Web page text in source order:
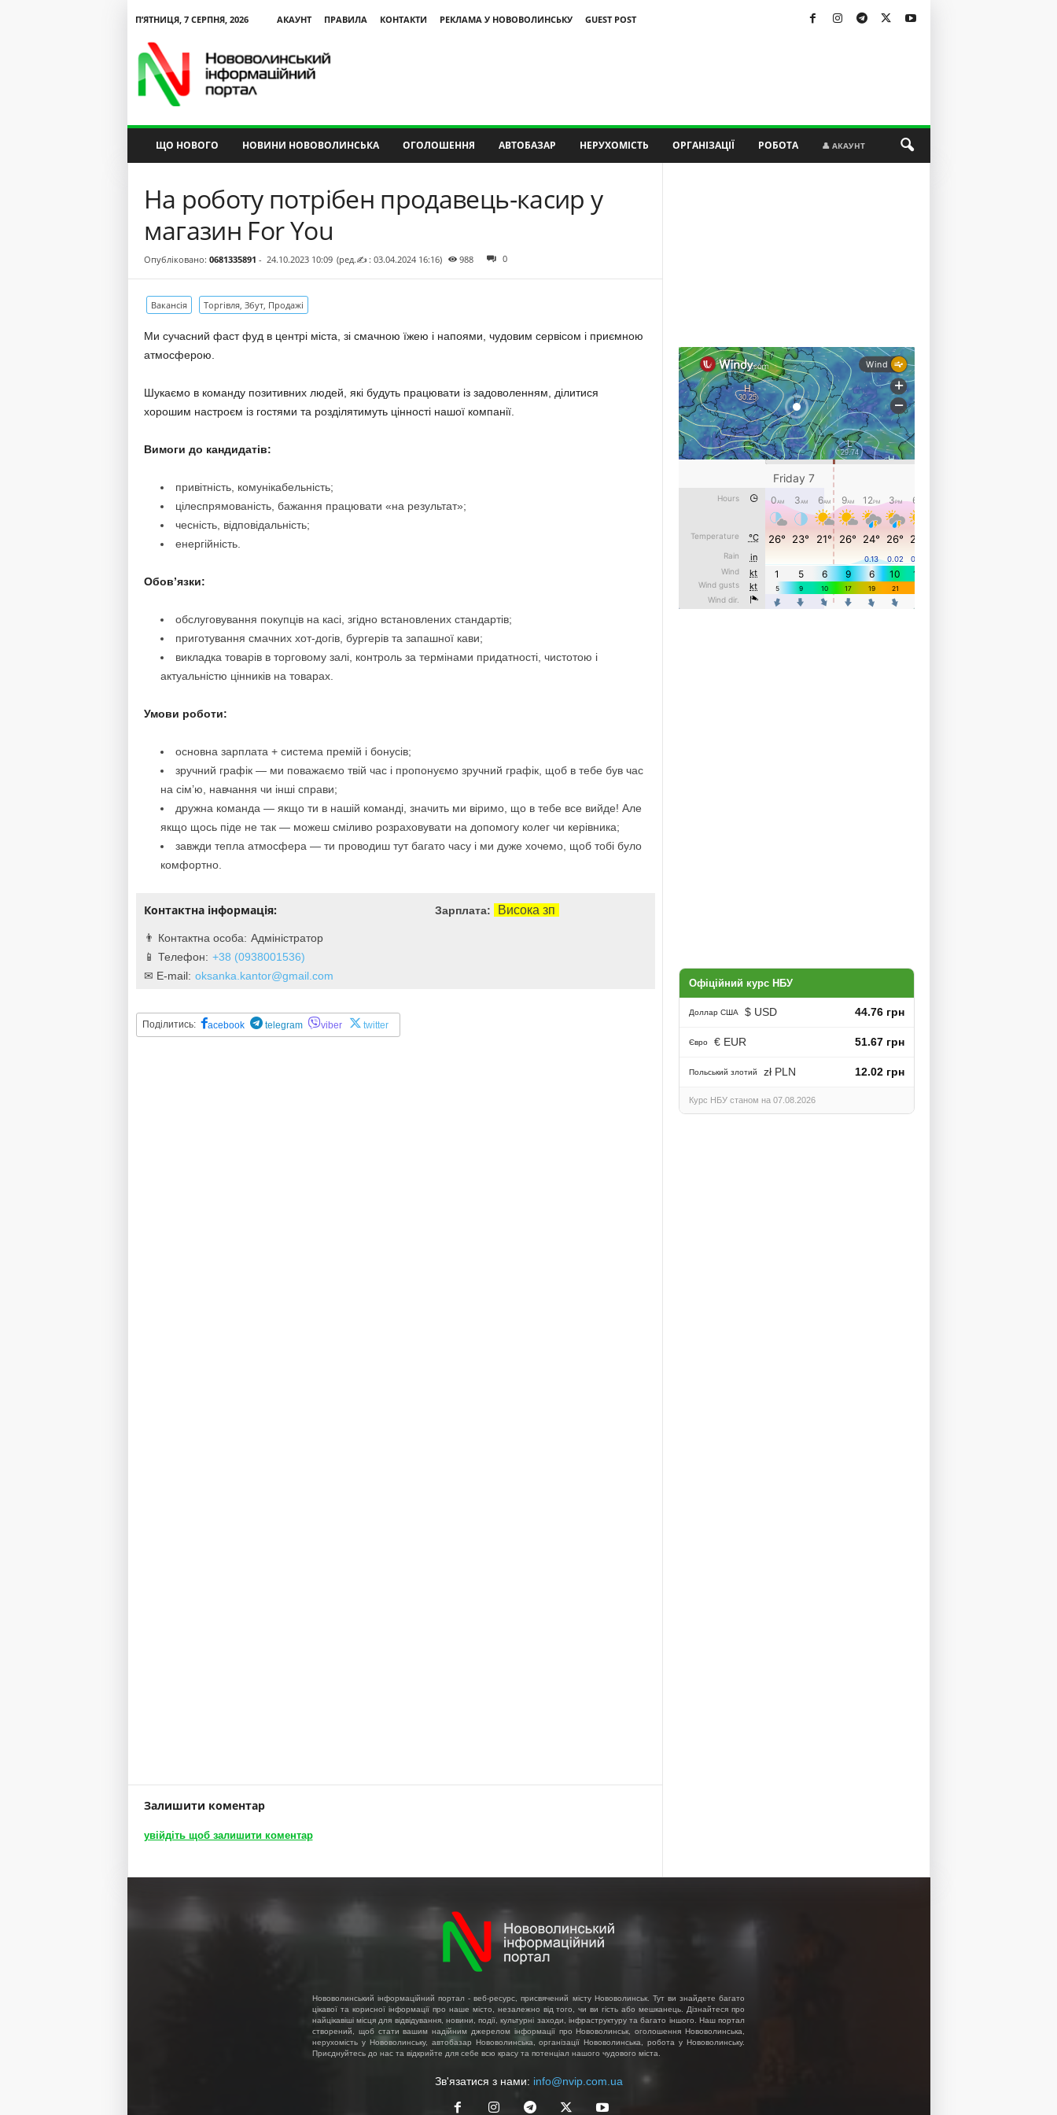
П’ЯТНИЦЯ, 7 СЕРПНЯ, 2026 АКАУНТ ПРАВИЛА КОНТАКТИ РЕКЛАМА У НОВОВОЛИНСЬКУ
GUEST POST
ЩО НОВОГО НОВИНИ НОВОВОЛИНСЬКА ОГОЛОШЕННЯ АВТОБАЗАР НЕРУХОМІСТЬ ОРГАНІЗАЦІЇ РОБОТА 👤 АКАУНТ
На роботу потрібен продавець-касир у
магазин For You
Опубліковано: 0681335891 - 24.10.2023 10:09 (ред.✍ : 03.04.2024 16:16) 988 0
Вакансія Торгівля, Збут, Продажі
Ми сучасний фаст фуд в центрі міста, зі смачною їжею і напоями, чудовим сервісом і приємною
атмосферою.
Шукаємо в команду позитивних людей, які будуть працювати із задоволенням, ділитися
хорошим настроєм із гостями та розділятимуть цінності нашої компанії.
Вимоги до кандидатів:
привітність, комунікабельність;
цілеспрямованість, бажання працювати «на результат»;
чесність, відповідальність;
енергійність.
Обов’язки:
обслуговування покупців на касі, згідно встановлених стандартів;
приготування смачних хот-догів, бургерів та запашної кави;
викладка товарів в торговому залі, контроль за термінами придатності, чистотою і
актуальністю цінників на товарах.
Умови роботи:
основна зарплата + система премій і бонусів;
зручний графік — ми поважаємо твій час і пропонуємо зручний графік, щоб в тебе був час
на сім’ю, навчання чи інші справи;
дружна команда — якщо ти в нашій команді, значить ми віримо, що в тебе все вийде! Але
якщо щось піде не так — можеш сміливо розраховувати на допомогу колег чи керівника;
завжди тепла атмосфера — ти проводиш тут багато часу і ми дуже хочемо, щоб тобі було
комфортно.
Контактна інформація:
Адміністратор
+38 (0938001536)
oksanka.kantor@gmail.com
Зарплата: Висока зп
Поділитись: acebook telegram viber twitter
Залишити коментар
увійдіть щоб залишити коментар
Офіційний курс НБУ
Доллар США $ USD 44.76 грн
Євро € EUR 51.67 грн
Польський злотий zł PLN 12.02 грн
Курс НБУ станом на 07.08.2026
Нововолинський інформаційний портал - веб-ресурс, присвячений місту Нововолинськ. Тут ви знайдете багато
цікавої та корисної інформації про наше місто, незалежно від того, чи ви гість або мешканець. Дізнайтеся про
найцікавіші місця для відвідування, новини, події, культурні заходи, інфраструктуру та багато іншого. Наш портал
створений, щоб стати вашим надійним джерелом інформації про Нововолинськ, оголошення Нововолинська,
нерухомість у Нововолинську, автобазар Нововолинська, організації Нововолинська, робота у Нововолинську.
Приєднуйтесь до нас та відкрийте для себе всю красу та потенціал нашого чудового міста.
Зв'язатися з нами: info@nvip.com.ua